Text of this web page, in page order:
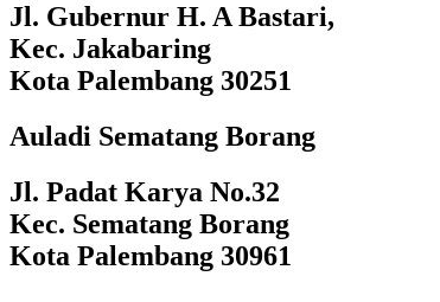
Jl. Gubernur H. A Bastari,
Kec. Jakabaring
Kota Palembang 30251
Auladi Sematang Borang
Jl. Padat Karya No.32
Kec. Sematang Borang
Kota Palembang 30961